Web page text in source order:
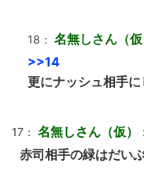
18： 名無しさん（仮
>>14
更にナッシュ相手
17： 名無しさん（仮）
赤司相手の緑はだい